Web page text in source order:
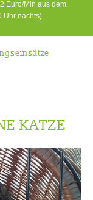
Euro/Min aus dem
Uhr nachts)
KATZE